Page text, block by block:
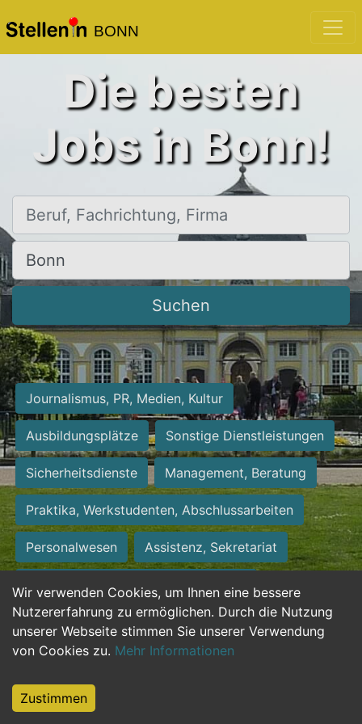
BONN
Wir verwenden Cookies, um Ihnen eine bessere
Nutzererfahrung zu ermöglichen. Durch die Nutzung
unserer Webseite stimmen Sie unserer Verwendung
von Cookies zu. Mehr Informationen
Zustimmen
Die besten
Jobs in Bonn!
Beruf, Fachrichtung, Firma
Ort, Stadt
Suchen
Journalismus, PR, Medien, Kultur
Ausbildungsplätze Sonstige Dienstleistungen
Sicherheitsdienste Management, Beratung
Praktika, Werkstudenten, Abschlussarbeiten
Personalwesen Assistenz, Sekretariat
Hilfskräfte, Aushilfs- und Nebenjobs
Einkauf, Logistik, Materialwirtschaft
Weiterbildung, Studium, duale Ausbildung
Tourismus